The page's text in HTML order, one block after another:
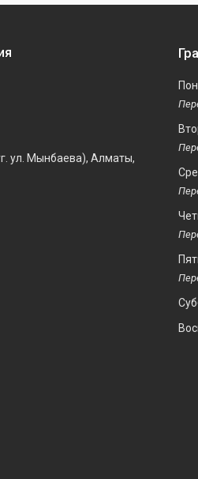
ул. Мынбаева), Алматы,